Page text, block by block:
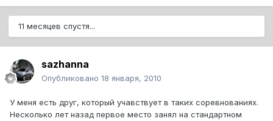
11 месяцев спустя...
sazhanna
Опубликовано 18 января, 2010
У меня есть друг, который учавствует в таких соревнованиях.
Несколько лет назад первое место занял на стандартном